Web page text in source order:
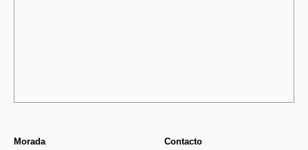
Morada
Contacto